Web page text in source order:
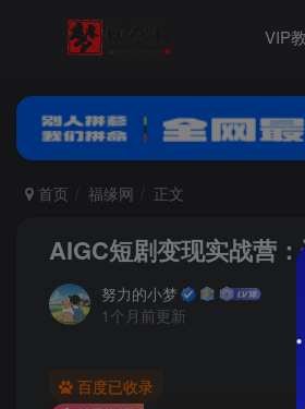
VIP
首页 福缘网 正文
AIGC短剧变现实战营
努力的小梦
1个月前更新
百度已收录